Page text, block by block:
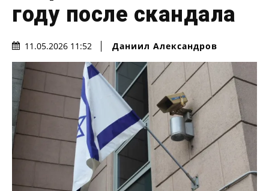
году после скандала
11.05.2026 11:52 Даниил Александров